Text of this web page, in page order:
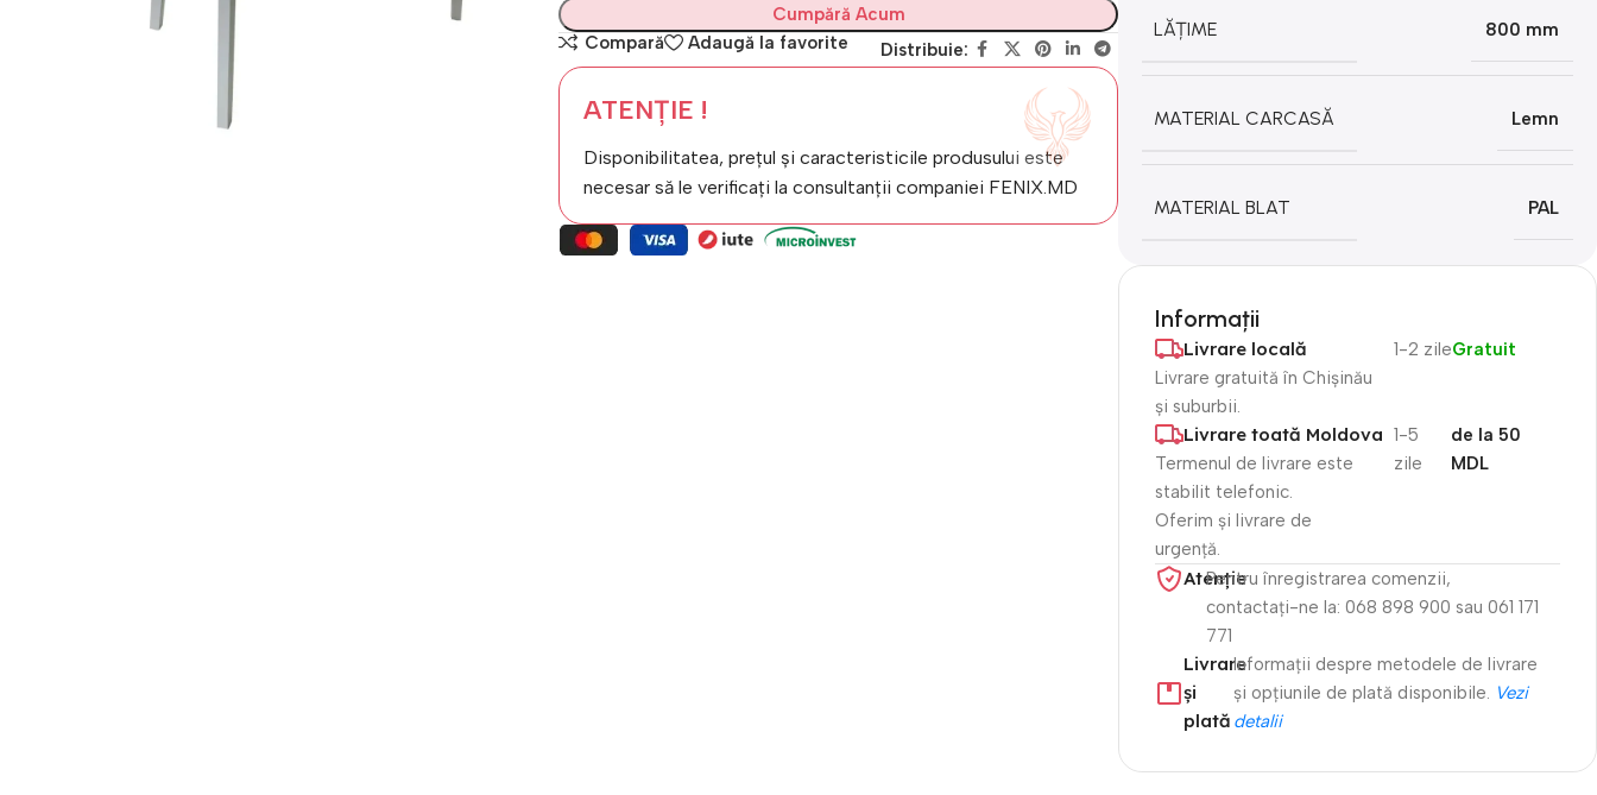
Cumpără Acum
Compară
Adaugă la favorite Distribuie:
ATENȚIE !
Disponibilitatea, prețul și caracteristicile produsului este
necesar să le verificați la consultanții companiei FENIX.MD
LĂȚIME 800 mm
MATERIAL CARCASĂ Lemn
MATERIAL BLAT PAL
Informații
Livrare locală
Livrare gratuită în Chișinău
și suburbii.
1-2 zileGratuit
Livrare toată Moldova
Termenul de livrare este
stabilit telefonic.
Oferim și livrare de
urgență.
1-5
zile
de la 50
MDL
Atenție​
Pentru înregistrarea comenzii,
contactați-ne la: 068 898 900 sau 061 171
771
Livrare
și
plată
Informații despre metodele de livrare
și opțiunile de plată disponibile.
Vezi
detalii